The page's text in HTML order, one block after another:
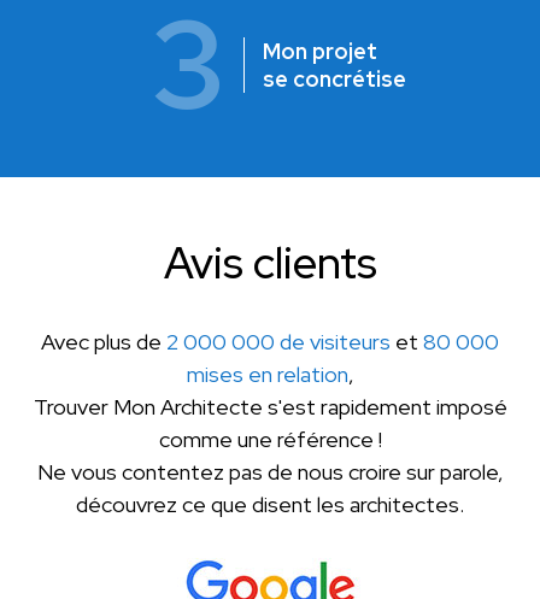
3
Mon projet
se concrétise
Avis clients
Avec plus de 2 000 000 de visiteurs et 80 000
mises en relation,
Trouver Mon Architecte s'est rapidement imposé
comme une référence !
Ne vous contentez pas de nous croire sur parole,
découvrez ce que disent les architectes.